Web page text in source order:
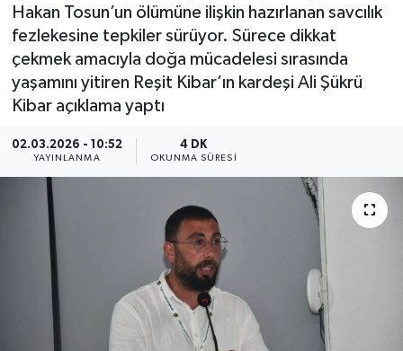
Hakan Tosun’un ölümüne ilişkin hazırlanan savcılık
fezlekesine tepkiler sürüyor. Sürece dikkat
çekmek amacıyla doğa mücadelesi sırasında
yaşamını yitiren Reşit Kibar’ın kardeşi Ali Şükrü
Kibar açıklama yaptı
02.03.2026 - 10:52
YAYINLANMA
4 DK
OKUNMA SÜRESI